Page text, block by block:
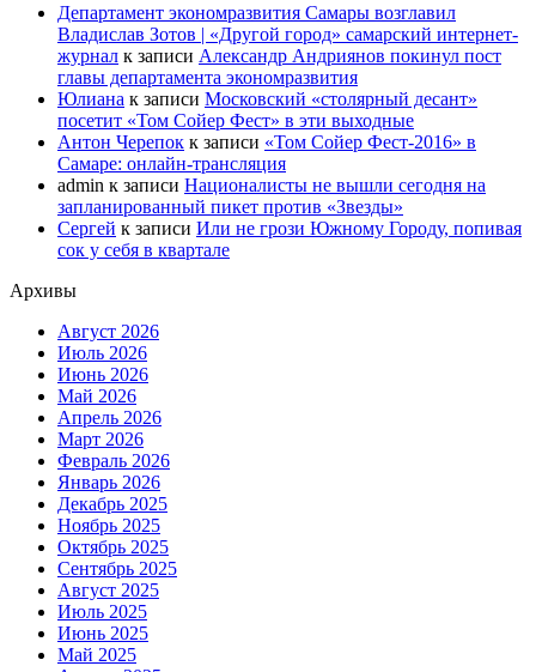
Департамент экономразвития Самары возглавил
Владислав Зотов | «Другой город» самарский интернет-
журнал к записи Александр Андриянов покинул пост
главы департамента экономразвития
Юлиана к записи Московский «столярный десант»
посетит «Том Сойер Фест» в эти выходные
Антон Черепок к записи «Том Сойер Фест-2016» в
Самаре: онлайн-трансляция
admin к записи Националисты не вышли сегодня на
запланированный пикет против «Звезды»
Сергей к записи Или не грози Южному Городу, попивая
сок у себя в квартале
Архивы
Август 2026
Июль 2026
Июнь 2026
Май 2026
Апрель 2026
Март 2026
Февраль 2026
Январь 2026
Декабрь 2025
Ноябрь 2025
Октябрь 2025
Сентябрь 2025
Август 2025
Июль 2025
Июнь 2025
Май 2025